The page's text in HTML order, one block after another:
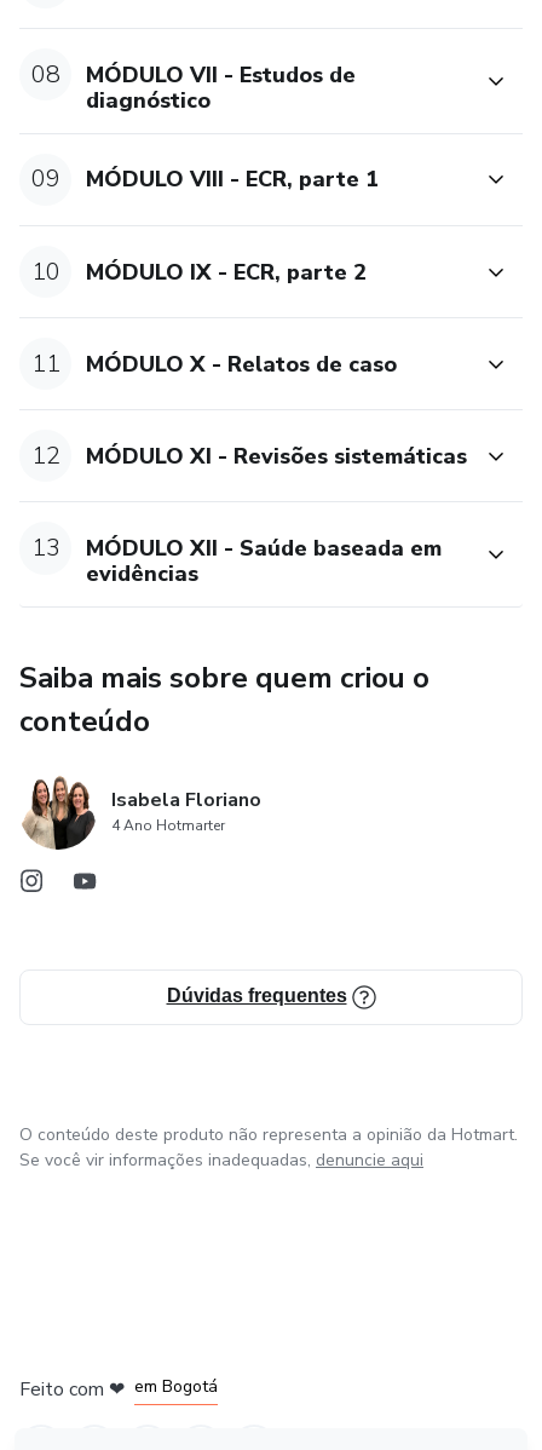
08
MÓDULO VII - Estudos de
diagnóstico
09 MÓDULO VIII - ECR, parte 1
10 MÓDULO IX - ECR, parte 2
11 MÓDULO X - Relatos de caso
12 MÓDULO XI - Revisões sistemáticas
13
MÓDULO XII - Saúde baseada em
evidências
Saiba mais sobre quem criou o
conteúdo
Isabela Floriano
4 Ano Hotmarter
Dúvidas frequentes
O conteúdo deste produto não representa a opinião da Hotmart.
Se você vir informações inadequadas, denuncie aqui
Feito com ❤ em Bogotá